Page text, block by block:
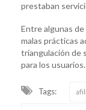
prestaban
Entre algunas
malas prácticas
triangulación de
para los usuarios.
Tags: